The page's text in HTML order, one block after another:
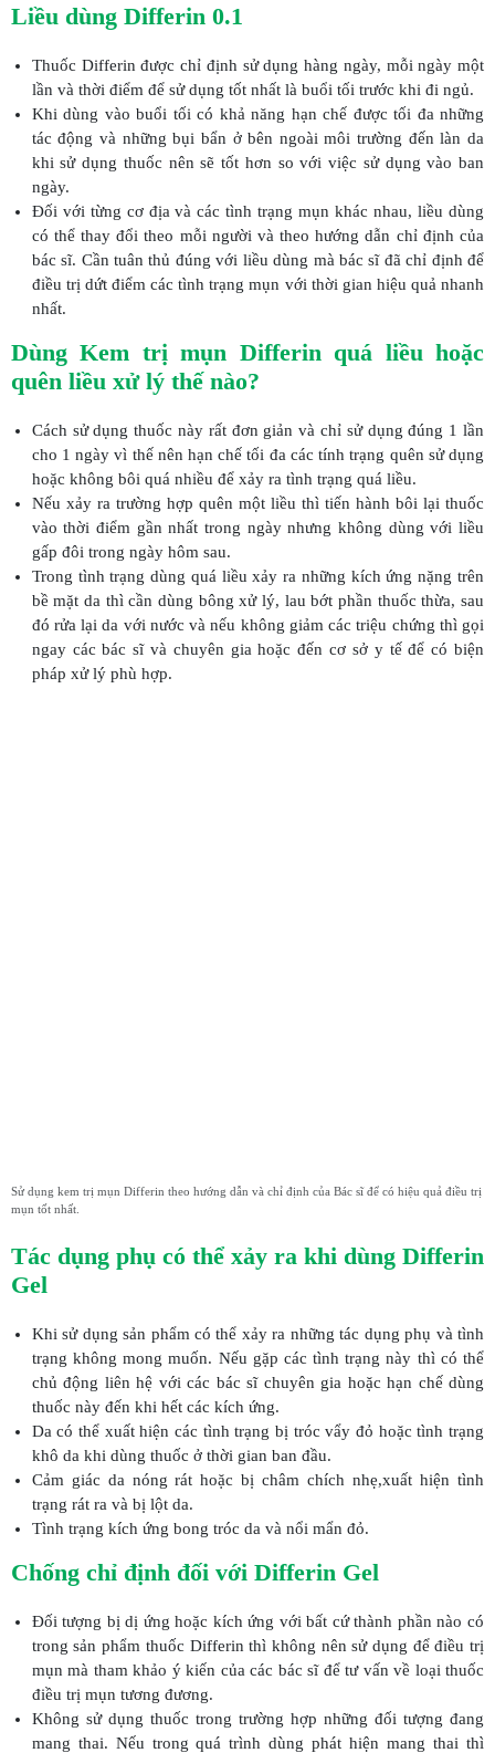
Liều dùng Differin 0.1
Thuốc Differin được chỉ định sử dụng hàng ngày, mỗi ngày một
lần và thời điểm để sử dụng tốt nhất là buổi tối trước khi đi ngủ.
Khi dùng vào buổi tối có khả năng hạn chế được tối đa những
tác động và những bụi bẩn ở bên ngoài môi trường đến làn da
khi sử dụng thuốc nên sẽ tốt hơn so với việc sử dụng vào ban
ngày.
Đối với từng cơ địa và các tình trạng mụn khác nhau, liều dùng
có thể thay đổi theo mỗi người và theo hướng dẫn chỉ định của
bác sĩ. Cần tuân thủ đúng với liều dùng mà bác sĩ đã chỉ định để
điều trị dứt điểm các tình trạng mụn với thời gian hiệu quả nhanh
nhất.
Dùng Kem trị mụn Differin quá liều hoặc
quên liều xử lý thế nào?
Cách sử dụng thuốc này rất đơn giản và chỉ sử dụng đúng 1 lần
cho 1 ngày vì thế nên hạn chế tối đa các tính trạng quên sử dụng
hoặc không bôi quá nhiều để xảy ra tình trạng quá liều.
Nếu xảy ra trường hợp quên một liều thì tiến hành bôi lại thuốc
vào thời điểm gần nhất trong ngày nhưng không dùng với liều
gấp đôi trong ngày hôm sau.
Trong tình trạng dùng quá liều xảy ra những kích ứng nặng trên
bề mặt da thì cần dùng bông xử lý, lau bớt phần thuốc thừa, sau
đó rửa lại da với nước và nếu không giảm các triệu chứng thì gọi
ngay các bác sĩ và chuyên gia hoặc đến cơ sở y tế để có biện
pháp xử lý phù hợp.
Sử dụng kem trị mụn Differin theo hướng dẫn và chỉ định của Bác sĩ để có hiệu quả điều trị
mụn tốt nhất.
Tác dụng phụ có thể xảy ra khi dùng Differin
Gel
Khi sử dụng sản phẩm có thể xảy ra những tác dụng phụ và tình
trạng không mong muốn. Nếu gặp các tình trạng này thì có thể
chủ động liên hệ với các bác sĩ chuyên gia hoặc hạn chế dùng
thuốc này đến khi hết các kích ứng.
Da có thể xuất hiện các tình trạng bị tróc vẩy đỏ hoặc tình trạng
khô da khi dùng thuốc ở thời gian ban đầu.
Cảm giác da nóng rát hoặc bị châm chích nhẹ,xuất hiện tình
trạng rát ra và bị lột da.
Tình trạng kích ứng bong tróc da và nổi mẩn đỏ.
Chống chỉ định đối với Differin Gel
Đối tượng bị dị ứng hoặc kích ứng với bất cứ thành phần nào có
trong sản phẩm thuốc Differin thì không nên sử dụng để điều trị
mụn mà tham khảo ý kiến của các bác sĩ để tư vấn về loại thuốc
điều trị mụn tương đương.
Không sử dụng thuốc trong trường hợp những đối tượng đang
mang thai. Nếu trong quá trình dùng phát hiện mang thai thì